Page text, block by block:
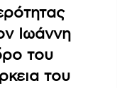
Ιωάννη
του
του